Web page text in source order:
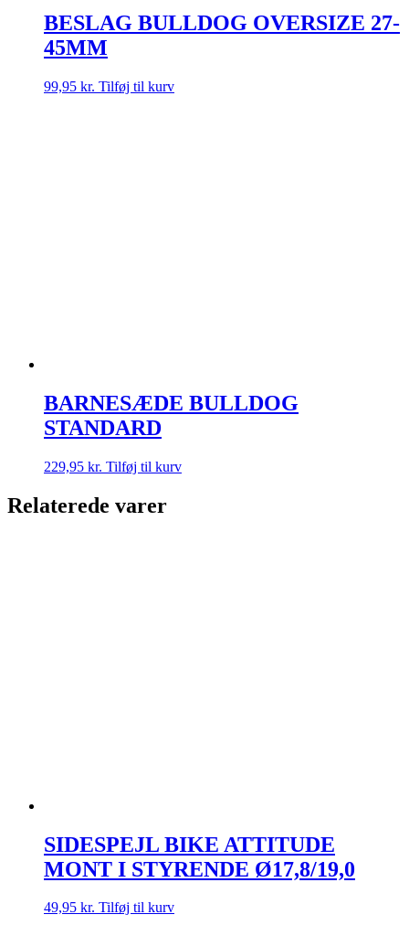
BESLAG BULLDOG OVERSIZE 27-
45MM
99,95 kr. Tilføj til kurv
BARNESÆDE BULLDOG
STANDARD
229,95 kr. Tilføj til kurv
Relaterede varer
SIDESPEJL BIKE ATTITUDE
MONT I STYRENDE Ø17,8/19,0
49,95 kr. Tilføj til kurv